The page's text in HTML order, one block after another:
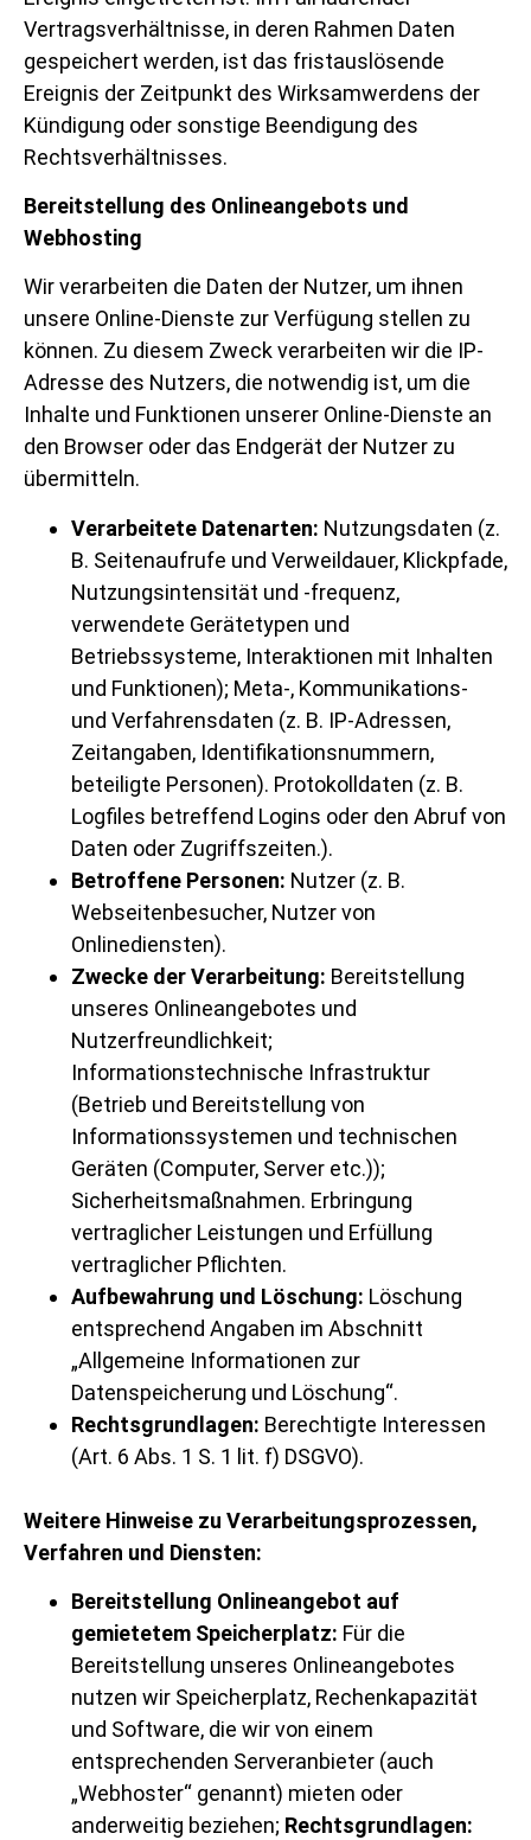
Vertragsverhältnisse, in deren Rahmen Daten
gespeichert werden, ist das fristauslösende
Ereignis der Zeitpunkt des Wirksamwerdens der
Kündigung oder sonstige Beendigung des
Rechtsverhältnisses.
Bereitstellung des Onlineangebots und
Webhosting
Wir verarbeiten die Daten der Nutzer, um ihnen
unsere Online-Dienste zur Verfügung stellen zu
können. Zu diesem Zweck verarbeiten wir die IP-
Adresse des Nutzers, die notwendig ist, um die
Inhalte und Funktionen unserer Online-Dienste an
den Browser oder das Endgerät der Nutzer zu
übermitteln.
Verarbeitete Datenarten: Nutzungsdaten (z.
B. Seitenaufrufe und Verweildauer, Klickpfade,
Nutzungsintensität und -frequenz,
verwendete Gerätetypen und
Betriebssysteme, Interaktionen mit Inhalten
und Funktionen); Meta-, Kommunikations-
und Verfahrensdaten (z. B. IP-Adressen,
Zeitangaben, Identifikationsnummern,
beteiligte Personen). Protokolldaten (z. B.
Logfiles betreffend Logins oder den Abruf von
Daten oder Zugriffszeiten.).
Betroffene Personen: Nutzer (z. B.
Webseitenbesucher, Nutzer von
Onlinediensten).
Zwecke der Verarbeitung: Bereitstellung
unseres Onlineangebotes und
Nutzerfreundlichkeit;
Informationstechnische Infrastruktur
(Betrieb und Bereitstellung von
Informationssystemen und technischen
Geräten (Computer, Server etc.));
Sicherheitsmaßnahmen. Erbringung
vertraglicher Leistungen und Erfüllung
vertraglicher Pflichten.
Aufbewahrung und Löschung: Löschung
entsprechend Angaben im Abschnitt
„Allgemeine Informationen zur
Datenspeicherung und Löschung“.
Rechtsgrundlagen: Berechtigte Interessen
(Art. 6 Abs. 1 S. 1 lit. f) DSGVO).
Weitere Hinweise zu Verarbeitungsprozessen,
Verfahren und Diensten:
Bereitstellung Onlineangebot auf
gemietetem Speicherplatz: Für die
Bereitstellung unseres Onlineangebotes
nutzen wir Speicherplatz, Rechenkapazität
und Software, die wir von einem
entsprechenden Serveranbieter (auch
„Webhoster“ genannt) mieten oder
anderweitig beziehen; Rechtsgrundlagen: